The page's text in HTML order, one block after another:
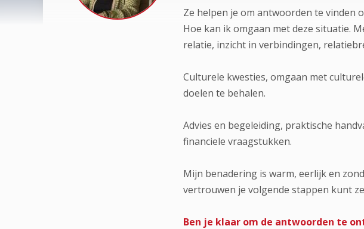
Ze helpen je om antwoorden te vinden
Hoe kan ik omgaan met deze situatie.
relatie, inzicht in verbindingen,
Culturele kwesties, omgaan met
doelen te behalen.
Advies en begeleiding, praktische
financiele vraagstukken.
Mijn benadering is warm, eerlijk en
vertrouwen je volgende stappen kunt
Ben je klaar om de antwoorden te